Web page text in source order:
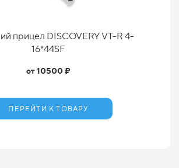
прицел DISCOVERY VT-R 4-
16*44SF
от 10500 ₽
ПЕРЕЙТИ К ТОВАРУ